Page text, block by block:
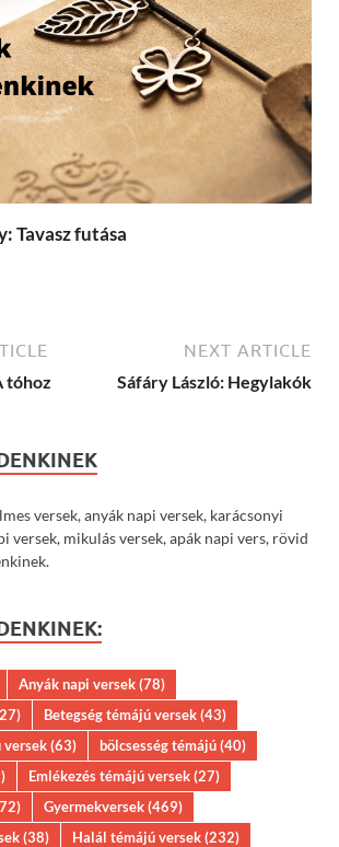
Tavasz futása
tóhoz
NEXT ARTICLE
Sáfáry László: Hegylakók
versek, anyák napi versek, karácsonyi
versek, mikulás versek, apák napi vers, rövid
Anyák napi versek(78)
Betegség témájú versek(43)
versek(63) bölcsesség témájú(40)
Emlékezés témájú versek(27)
Gyermekversek(469)
(38) Halál témájú versek(232)